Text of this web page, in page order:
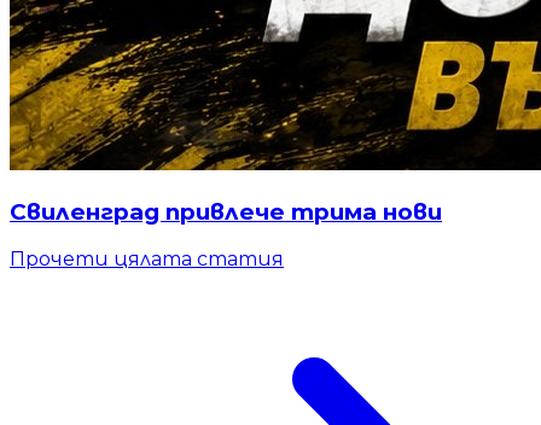
Свиленград привлече трима нови
Прочети цялата статия